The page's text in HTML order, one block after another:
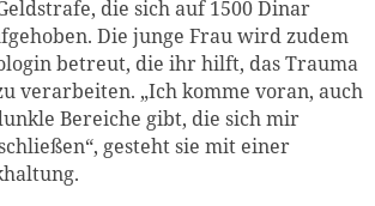
die sich auf 1500 Dinar
Die junge Frau wird zudem
betreut, die ihr hilft, das Trauma
verarbeiten. „Ich komme voran, auch
Bereiche gibt, die sich mir
gesteht sie mit einer